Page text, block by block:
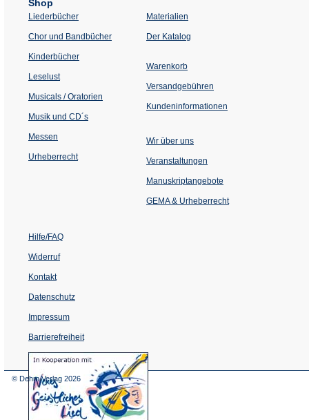
Shop
Liederbücher
Chor und Bandbücher
Kinderbücher
Leselust
Musicals / Oratorien
Musik und CD´s
Messen
Urheberrecht
Materialien
Der Katalog
Warenkorb
Versandgebühren
Kundeninformationen
Wir über uns
Veranstaltungen
einem
Tab)
Manuskriptangebote
GEMA & Urheberrecht
Hilfe/FAQ
Widerruf
Kontakt
Datenschutz
Impressum
Barrierefreiheit
(Öffnet
in
© Dehm Verlag 2026